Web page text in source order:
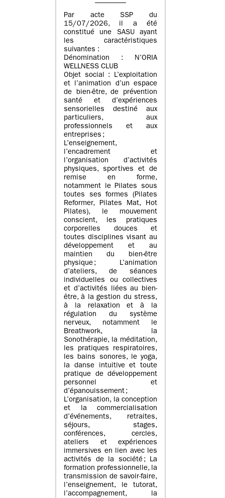
Par acte SSP du
15/07/2026, il a été
constitué une SASU ayant
les caractéristiques
suivantes :
Dénomination : N’ORIA
WELLNESS CLUB
Objet social : L’exploitation
et l’animation d’un espace
de bien-être, de prévention
santé et d’expériences
sensorielles destiné aux
particuliers, aux
professionnels et aux
entreprises ;
L’enseignement,
l’encadrement et
l’organisation d’activités
physiques, sportives et de
remise en forme,
notamment le Pilates sous
toutes ses formes (Pilates
Reformer, Pilates Mat, Hot
Pilates), le mouvement
conscient, les pratiques
corporelles douces et
toutes disciplines visant au
développement et au
maintien du bien-être
physique ; L’animation
d’ateliers, de séances
individuelles ou collectives
et d’activités liées au bien-
être, à la gestion du stress,
à la relaxation et à la
régulation du système
nerveux, notamment le
Breathwork, la
Sonothérapie, la méditation,
les pratiques respiratoires,
les bains sonores, le yoga,
la danse intuitive et toute
pratique de développement
personnel et
d’épanouissement ;
L’organisation, la conception
et la commercialisation
d’événements, retraites,
séjours, stages,
conférences, cercles,
ateliers et expériences
immersives en lien avec les
activités de la société ; La
formation professionnelle, la
transmission de savoir-faire,
l’enseignement, le tutorat,
l’accompagnement, la